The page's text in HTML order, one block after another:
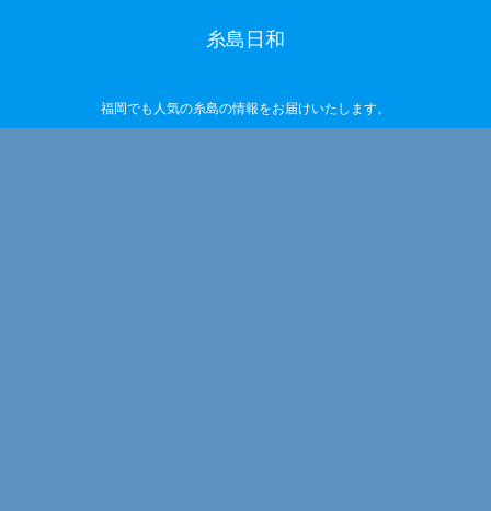
糸島日和
福岡でも人気の糸島の情報をお届けいたします。